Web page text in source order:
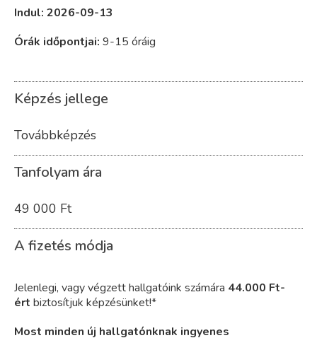
Indul: 2026-09-13
Órák időpontjai: 9-15 óráig
Képzés jellege
Továbbképzés
Tanfolyam ára
49 000 Ft
A fizetés módja
Jelenlegi, vagy végzett hallgatóink számára 44.000 Ft-
ért biztosítjuk képzésünket!*
Most minden új hallgatónknak ingyenes